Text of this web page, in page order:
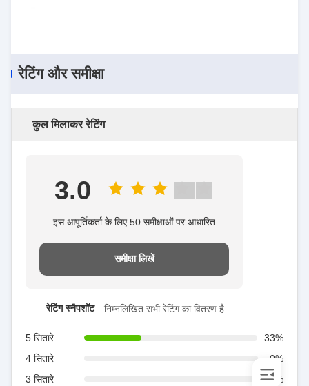
रेटिंग और समीक्षा
कुल मिलाकर रेटिंग
3.0
इस आपूर्तिकर्ता के लिए 50 समीक्षाओं पर आधारित
समीक्षा लिखें
रेटिंग स्नैपशॉट निम्नलिखित सभी रेटिंग का वितरण है
5 सितारे
33%
4 सितारे
0%
3 सितारे
0%